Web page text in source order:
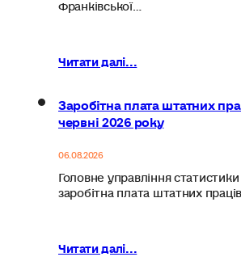
Читати далі...
Заробітна плата штатних
червні 2026 року
06.08.2026
Головне управління
заробітна плата штатних
Читати далі...